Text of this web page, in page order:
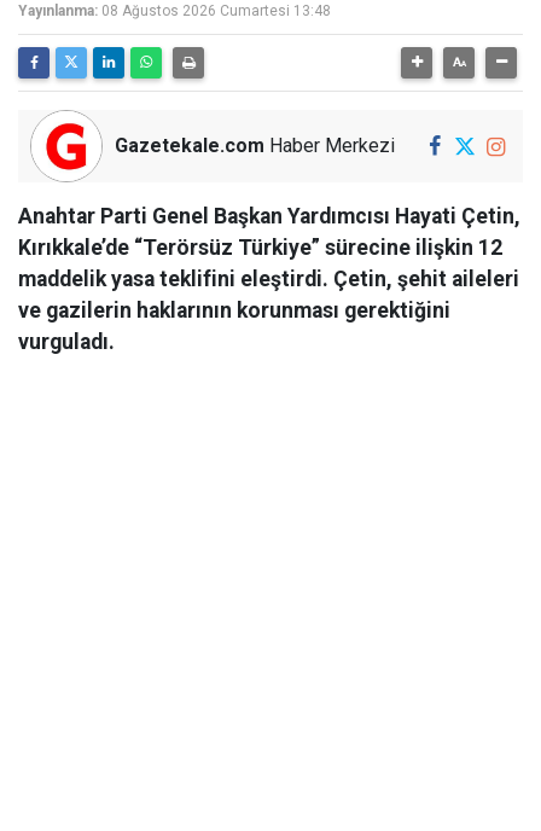
Yayınlanma: 08 Ağustos 2026 Cumartesi 13:48
Gazetekale.com Haber Merkezi
Anahtar Parti Genel Başkan Yardımcısı Hayati Çetin,
Kırıkkale’de “Terörsüz Türkiye” sürecine ilişkin 12
maddelik yasa teklifini eleştirdi. Çetin, şehit aileleri
ve gazilerin haklarının korunması gerektiğini
vurguladı.